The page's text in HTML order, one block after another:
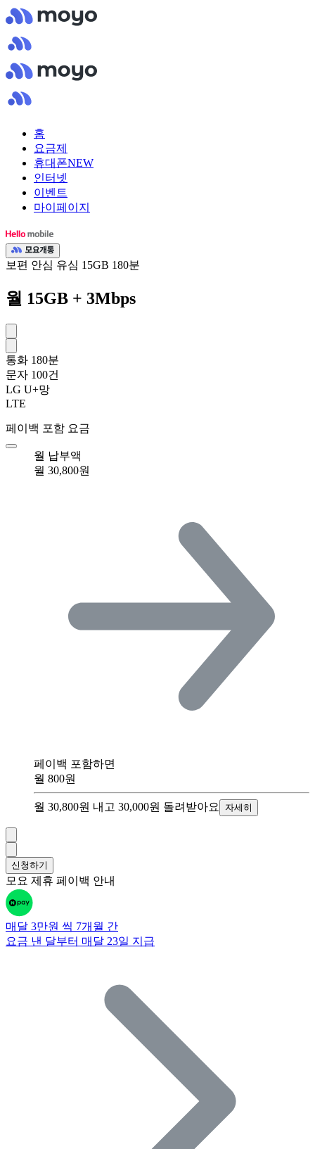
홈
요금제
휴대폰NEW
인터넷
이벤트
마이페이지
보편 안심 유심 15GB 180분
월 15GB + 3Mbps
통화 180분
문자 100건
LG U+망
LTE
페이백 포함 요금
월 납부액
월 30,800원
페이백 포함하면
월 800원
월 30,800원 내고 30,000원 돌려받아요 자세히
신청하기
모요 제휴 페이백 안내
매달 3만원 씩 7개월 간
요금 낸 달부터 매달 23일 지급